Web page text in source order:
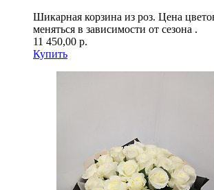
Шикарная корзина из роз. Цена
меняться в зависимости от сезона .
11 450,00 р.
Купить